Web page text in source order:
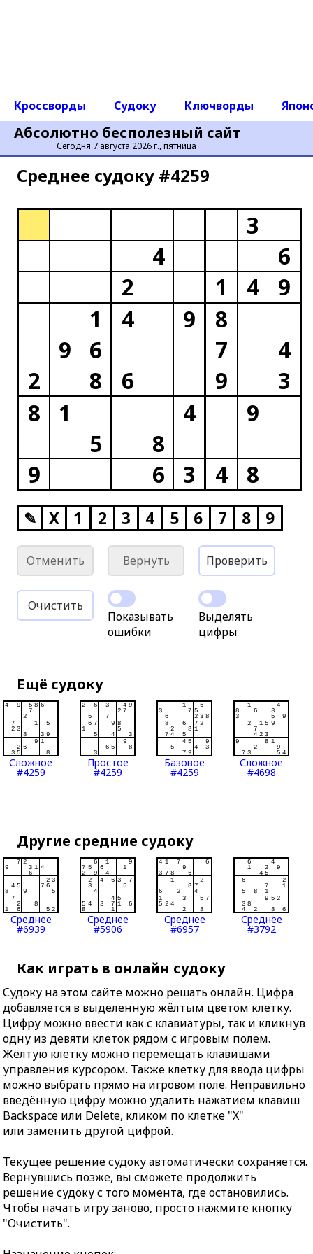
Абсолютно бесполезный сайт
Сегодня 7 августа 2026 г., пятница
Кроссворды Судоку Ключворды
Среднее cудоку #4259
3
4
6
2
1 4
9
1
4 9
8
9
6 7
4
2
8 6 9
3
8
1 4
9
5
8
9
6 3 4 8
✎ X 1 2 3 4 5 6 7 8 9
Отменить Вернуть Проверить
Очистить
Показывать
ошибки
Выделять
цифры
Ещё судоку
Сложное
#4259
Простое
#4259
Базовое
#4259
Сложное
#4698
Другие средние судоку
Среднее
#6939
Среднее
#5906
Среднее
#6957
Среднее
#3792
Как играть в онлайн судоку
Судоку на этом сайте можно решать онлайн. Цифра
добавляется в выделенную жёлтым цветом клетку.
Цифру можно ввести как с клавиатуры, так и кликнув
одну из девяти клеток рядом с игровым полем.
Жёлтую клетку можно перемещать клавишами
управления курсором. Также клетку для ввода цифры
можно выбрать прямо на игровом поле. Неправильно
введённую цифру можно удалить нажатием клавиш
Backspace или Delete, кликом по клетке "X"
или заменить другой цифрой.
Текущее решение судоку автоматически сохраняется.
Вернувшись позже, вы сможете продолжить
решение судоку с того момента, где остановились.
Чтобы начать игру заново, просто нажмите кнопку
"Очистить".